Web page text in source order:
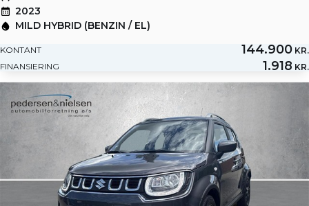
2023
MILD HYBRID (BENZIN / EL)
KONTANT 144.900 KR.
FINANSIERING
1.918 KR.